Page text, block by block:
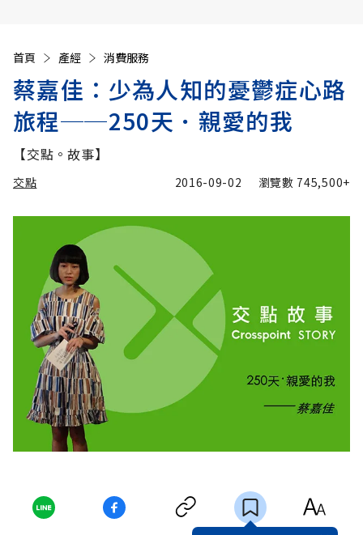
首頁 產經 消費服務
蔡嘉佳：少為人知的憂鬱症心路
旅程──250天．親愛的我
【交點。故事】
交點 2016-09-02 瀏覽數 745,500+